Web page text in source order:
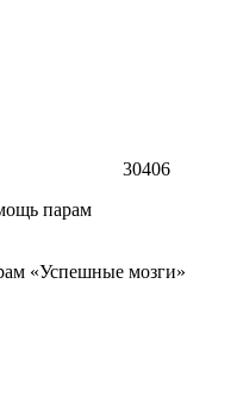
30406
«Успешные мозги»